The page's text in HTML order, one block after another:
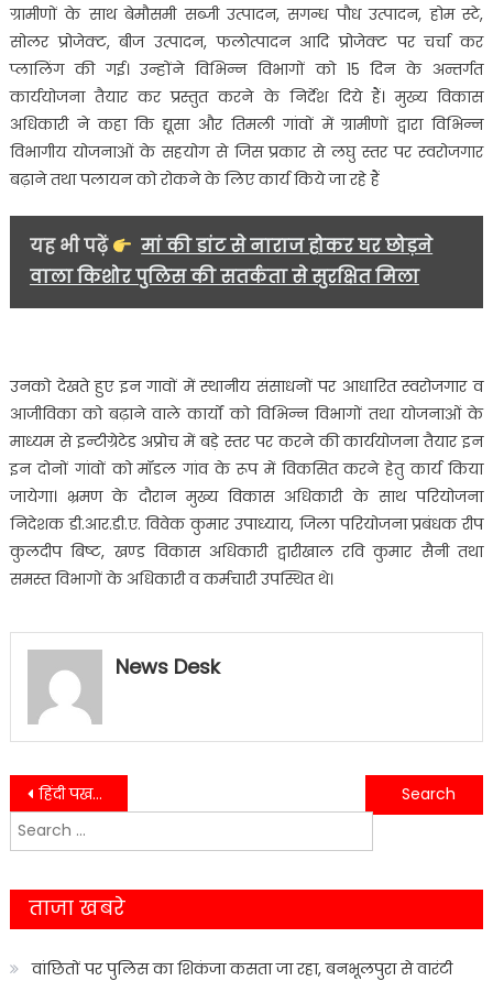
ग्रामीणों के साथ बेमौसमी सब्जी उत्पादन, सगन्ध पौध उत्पादन, होम स्टे,
सोलर प्रोजेक्ट, बीज उत्पादन, फलोत्पादन आदि प्रोजेक्ट पर चर्चा कर
प्लालिंग की गई। उन्होंने विभिन्न विभागों को 15 दिन के अन्तर्गत
कार्ययोजना तैयार कर प्रस्तुत करने के निर्देश दिये हैं। मुख्य विकास
अधिकारी ने कहा कि द्यूसा और तिमली गांवों में ग्रामीणों द्वारा विभिन्न
विभागीय योजनाओं के सहयोग से जिस प्रकार से लघु स्तर पर स्वरोजगार
बढ़ाने तथा पलायन को रोकने के लिए कार्य किये जा रहे हैं
यह भी पढ़ें
मां की डांट से नाराज होकर घर छोड़ने
वाला किशोर पुलिस की सतर्कता से सुरक्षित मिला
उनको देखते हुए इन गावों में स्थानीय संसाधनों पर आधारित स्वरोजगार व
आजीविका को बढ़ाने वाले कार्यों को विभिन्न विभागों तथा योजनाओं के
माध्यम से इन्टीग्रेटेड अप्रोच में बड़े स्तर पर करने की कार्ययोजना तैयार इन
इन दोनों गांवों को मॉडल गांव के रूप में विकसित करने हेतु कार्य किया
जायेगा। भ्रमण के दौरान मुख्य विकास अधिकारी के साथ परियोजना
निदेशक डी.आर.डी.ए. विवेक कुमार उपाध्याय, जिला परियोजना प्रबंधक रीप
कुलदीप बिष्ट, खण्ड विकास अधिकारी द्वारीखाल रवि कुमार सैनी तथा
समस्त विभागों के अधिकारी व कर्मचारी उपस्थित थे।
News Desk
Post
navigation
हिंदी पखवाड़े के तहत आयोजित हिंदी राजभाषा प्रतियोगिता के विजेताओं को किया सम्मानित…..
हरियाणा में पूर्ण बहुमत के साथ कांग्रेस की सरकार बनेगी- अलका पाल
Search
for:
ताजा खबरे
वांछितों पर पुलिस का शिकंजा कसता जा रहा, बनभूलपुरा से वारंटी